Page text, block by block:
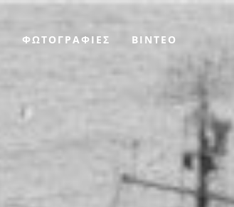
ΦΩΤΟΓΡΑΦΙΕΣ BINTEO